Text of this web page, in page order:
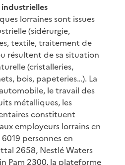
lorraines sont issues
(sidérurgie,
textile, traitement de
résultent de sa situation
(cristalleries,
bois, papeteries…). La
le travail des
métalliques, les
constituent
employeurs lorrains en
personnes en
2658, Nestlé Waters
Pam 2300, la plateforme